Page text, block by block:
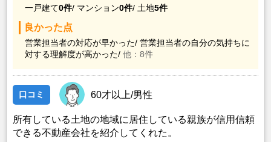
一戸建て0件/ マンション0件/ 土地5件
良かった点
営業担当者の対応が早かった/ 営業担当者の自分の気持ちに
対する理解度が高かった/ 他：8件
口コミ 60才以上/男性
所有している土地の地域に居住している親族が信用信頼
できる不動産会社を紹介してくれた。